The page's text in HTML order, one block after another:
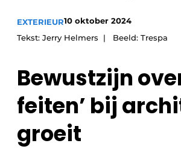
EXTERIEUR10 oktober 2024
Tekst: Jerry Helmers | Beeld: Trespa
Bewustzijn
feiten’ bij
groeit